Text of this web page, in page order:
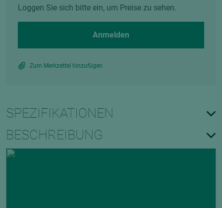
Loggen Sie sich bitte ein, um Preise zu sehen.
Anmelden
Zum Merkzettel hinzufügen
SPEZIFIKATIONEN
BESCHREIBUNG